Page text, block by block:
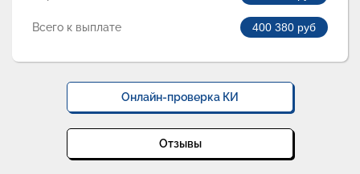
Всего к выплате 400 380 руб
Онлайн-проверка КИ
Отзывы